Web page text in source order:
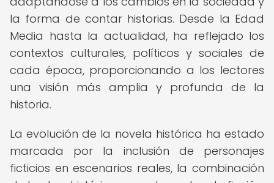
la forma de contar historias. Desde la Edad
Media hasta la actualidad, ha reflejado los
contextos culturales, políticos y sociales de
cada época, proporcionando a los lectores
una visión más amplia y profunda de la
historia.
La evolución de la novela histórica ha estado
marcada por la inclusión de personajes
ficticios en escenarios reales, la combinación